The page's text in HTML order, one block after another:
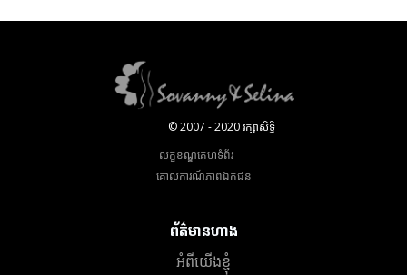
© 2007 - 2020 រក្សាសិទ្ធិ
លក្ខខណ្ឌគេហទំព័រ
គោលការណ៍​ភាព​ឯកជន
ព័ត៌មានហាង
អំពីយើងខ្ញុំ